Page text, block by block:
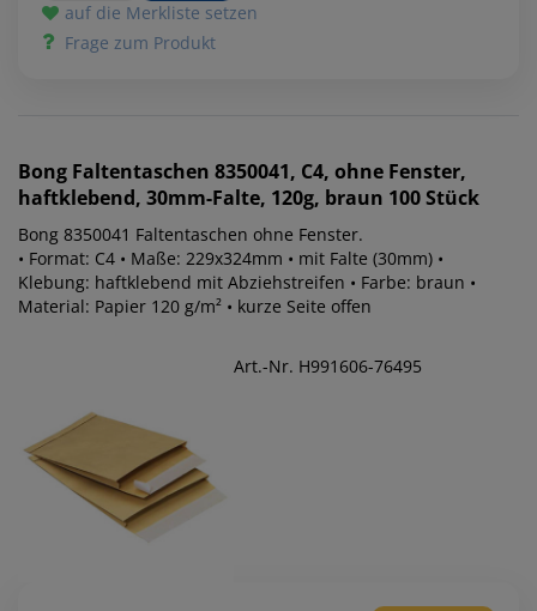
auf die Merkliste setzen
Frage zum Produkt
Bong Faltentaschen 8350041, C4, ohne Fenster,
haftklebend, 30mm-Falte, 120g, braun 100 Stück
Bong 8350041 Faltentaschen ohne Fenster.
• Format: C4 • Maße: 229x324mm • mit Falte (30mm) •
Klebung: haftklebend mit Abziehstreifen • Farbe: braun •
Material: Papier 120 g/m² • kurze Seite offen
Art.-Nr. H991606-76495